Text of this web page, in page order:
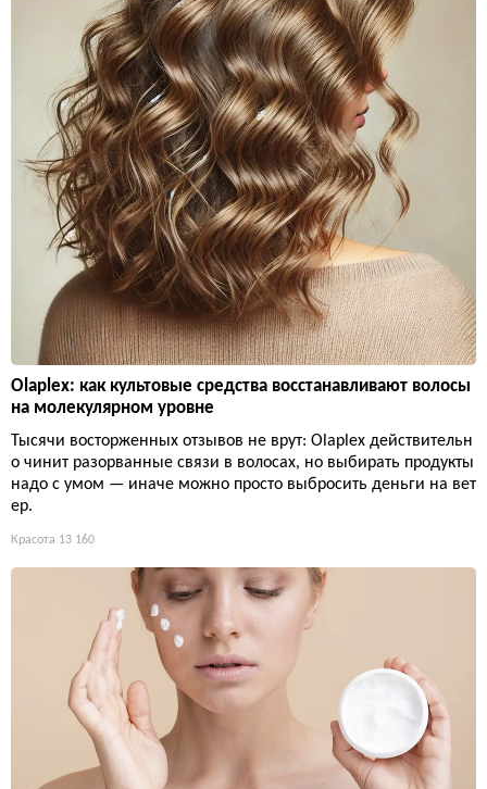
Olaplex: как культовые средства восстанавливают волосы
на молекулярном уровне
Тысячи восторженных отзывов не врут: Olaplex действительн
о чинит разорванные связи в волосах, но выбирать продукты
надо с умом — иначе можно просто выбросить деньги на вет
ер.
Красота 13 160